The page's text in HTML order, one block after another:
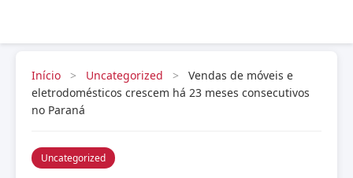
Início > Uncategorized >
Vendas de móveis e
eletrodomésticos crescem há 23 meses consecutivos
no Paraná
Uncategorized